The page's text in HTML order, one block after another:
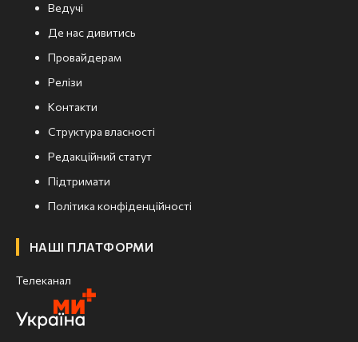
Ведучі
Де нас дивитись
Провайдерам
Релізи
Контакти
Структура власності
Редакційний статут
Підтримати
Політика конфіденційності
НАШІ ПЛАТФОРМИ
Телеканал